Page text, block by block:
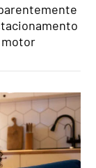
motor